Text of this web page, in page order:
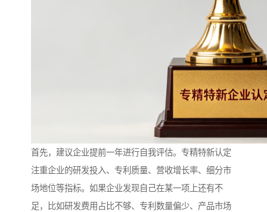
首先，建议企业提前一年进行自我评估。专精特新认定
注重企业的研发投入、专利质量、营收增长率、细分市
场地位等指标。如果企业发现自己在某一项上还有不
足，比如研发费用占比不够、专利数量偏少、产品市场